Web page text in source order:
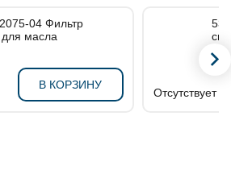
04 Фильтр
масла
В КОРЗИНУ
Отсутствует